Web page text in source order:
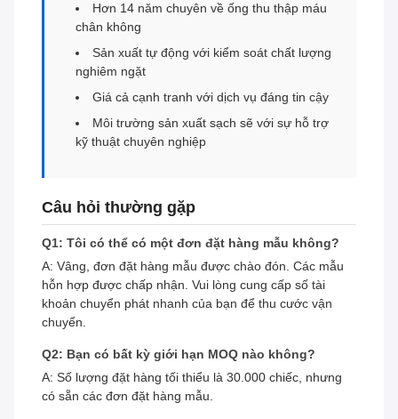
Hơn 14 năm chuyên về ống thu thập máu
chân không
Sản xuất tự động với kiểm soát chất lượng
nghiêm ngặt
Giá cả cạnh tranh với dịch vụ đáng tin cậy
Môi trường sản xuất sạch sẽ với sự hỗ trợ
kỹ thuật chuyên nghiệp
Câu hỏi thường gặp
Q1: Tôi có thể có một đơn đặt hàng mẫu không?
A: Vâng, đơn đặt hàng mẫu được chào đón. Các mẫu
hỗn hợp được chấp nhận. Vui lòng cung cấp số tài
khoản chuyển phát nhanh của bạn để thu cước vận
chuyển.
Q2: Bạn có bất kỳ giới hạn MOQ nào không?
A: Số lượng đặt hàng tối thiểu là 30.000 chiếc, nhưng
có sẵn các đơn đặt hàng mẫu.